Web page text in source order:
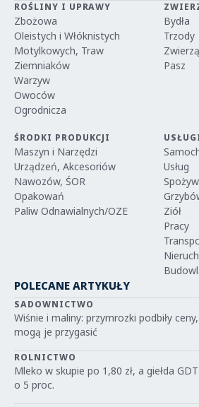
ROŚLINY I UPRAWY
Zbożowa
Oleistych i Włóknistych
Motylkowych, Traw
Ziemniaków
Warzyw
Owoców
Ogrodnicza
Bydła
Trzody
Pasz
ŚRODKI PRODUKCJI
Maszyn i Narzędzi
Urządzeń, Akcesoriów
Nawozów, ŚOR
Opakowań
Paliw Odnawialnych/OZE
Usług
Ziół
Pracy
POLECANE ARTYKUŁY
SADOWNICTWO
Wiśnie i maliny: przymrozki podbiły
mogą je przygasić
ROLNICTWO
Mleko w skupie po 1,80 zł, a giełda
o 5 proc.